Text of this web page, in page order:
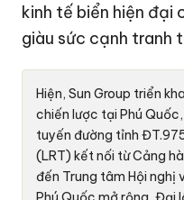
kinh tế biển hiện đại
giàu sức cạnh tranh
Hiện, Sun Group triển
chiến lược tại Phú
tuyến đường tỉnh
(LRT) kết nối từ Cảng
đến Trung tâm Hội nghị